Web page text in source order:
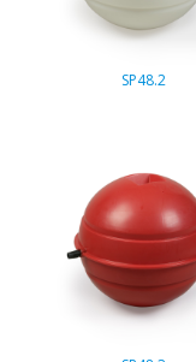
SP48.2